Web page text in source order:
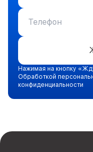
Нажимая на кнопку
Обработкой
конфиденциальности